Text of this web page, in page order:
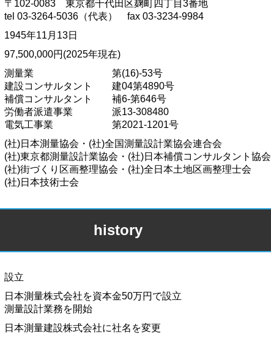
〒102-0083 東京都千代田区麹町四丁目3番地
tel 03-3264-5036（代表） fax 03-3234-9984
1945年11月13日
97,500,000円(2025年現在)
測量業 第(16)-53号
建設コンサルタント 建04第4890号
補償コンサルタント 補6-第646号
労働者派遣事業 派13-308480
電気工事業 第2021-1201号
(社)日本測量協会・(社)全国測量設計業協会連合会
(社)東京都測量設計業協会・(社)日本補償コンサルタント協会
(社)街づくり区画整理協会・(社)全日本土地区画整理士会
(社)日本技術士会
history
設立
日本測量株式会社を資本金50万円で設立
測量設計業務を開始
日本測量建設株式会社に社名を変更